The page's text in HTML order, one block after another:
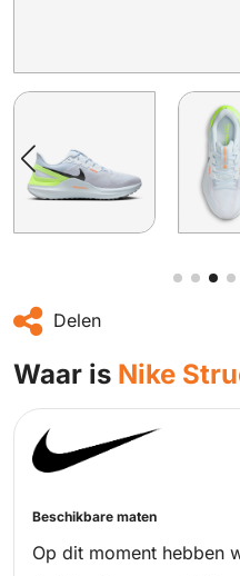
Delen
Waar is Nike
Beschikbare maten
Op dit moment hebben